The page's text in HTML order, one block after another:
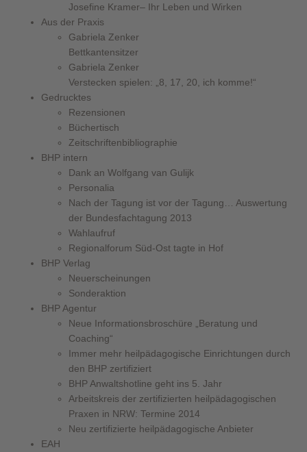
Josefine Kramer– Ihr Leben und Wirken
Aus der Praxis
Gabriela Zenker
Bettkantensitzer
Gabriela Zenker
Verstecken spielen: „8, 17, 20, ich komme!“
Gedrucktes
Rezensionen
Büchertisch
Zeitschriftenbibliographie
BHP intern
Dank an Wolfgang van Gulijk
Personalia
Nach der Tagung ist vor der Tagung… Auswertung
der Bundesfachtagung 2013
Wahlaufruf
Regionalforum Süd-Ost tagte in Hof
BHP Verlag
Neuerscheinungen
Sonderaktion
BHP Agentur
Neue Informationsbroschüre „Beratung und
Coaching“
Immer mehr heilpädagogische Einrichtungen durch
den BHP zertifiziert
BHP Anwaltshotline geht ins 5. Jahr
Arbeitskreis der zertifizierten heilpädagogischen
Praxen in NRW: Termine 2014
Neu zertifizierte heilpädagogische Anbieter
EAH